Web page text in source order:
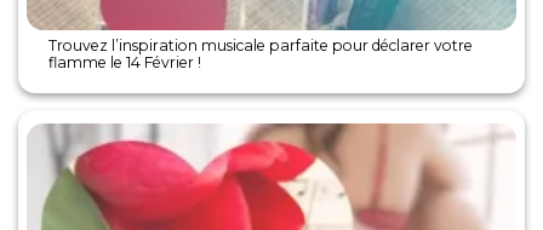
Trouvez l’inspiration musicale parfaite pour déclarer votre
flamme le 14 Février !